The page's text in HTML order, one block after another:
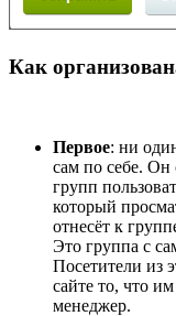
Как
Первое: ни
сам по себе. Он
групп
который
отнесёт к
Это группа с
Посетители из
сайте то, что
менеджер.